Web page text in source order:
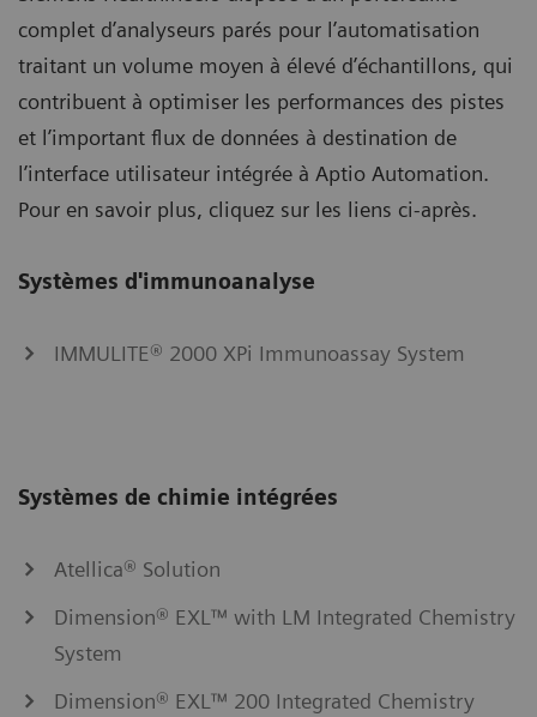
complet d’analyseurs parés pour l’automatisation
traitant un volume moyen à élevé d’échantillons, qui
contribuent à optimiser les performances des pistes
et l’important flux de données à destination de
l’interface utilisateur intégrée à Aptio Automation.
Pour en savoir plus, cliquez sur les liens ci-après.
Systèmes d'immunoanalyse
IMMULITE® 2000 XPi Immunoassay System
Systèmes de chimie intégrées
Atellica® Solution
Dimension® EXL™ with LM Integrated Chemistry
System
Dimension® EXL™ 200 Integrated Chemistry